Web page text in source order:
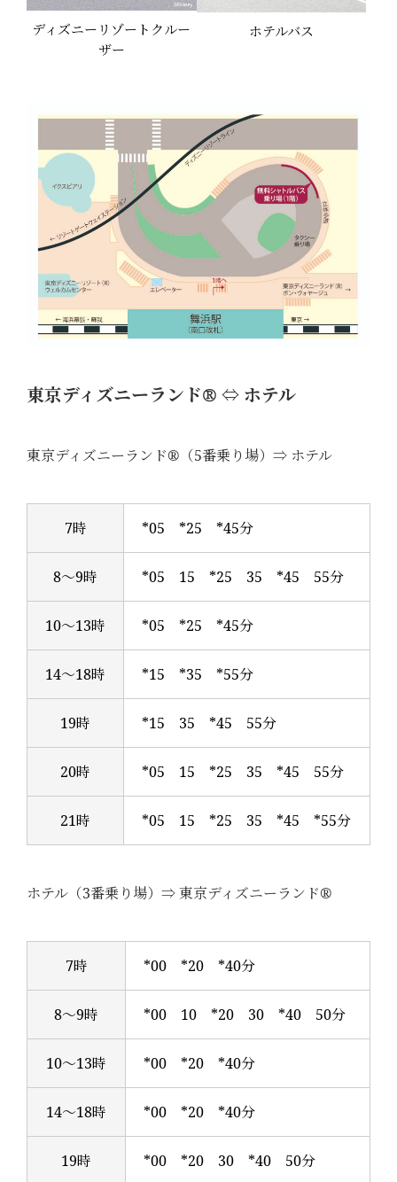
ディズニーリゾートクルー
ザー
ホテルバス
東京ディズニーランド® ⇔ ホテル
東京ディズニーランド®（5番乗り場）⇒ ホテル
7時 *05 *25 *45分
8～9時 *05 15 *25 35 *45 55分
10～13時 *05 *25 *45分
14～18時 *15 *35 *55分
19時 *15 35 *45 55分
20時 *05 15 *25 35 *45 55分
21時 *05 15 *25 35 *45 *55分
ホテル（3番乗り場）⇒ 東京ディズニーランド®
7時 *00 *20 *40分
8～9時 *00 10 *20 30 *40 50分
10～13時 *00 *20 *40分
14～18時 *00 *20 *40分
19時 *00 *20 30 *40 50分